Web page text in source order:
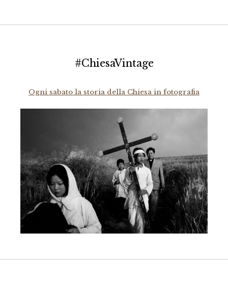
#ChiesaVintage
Ogni sabato la storia della Chiesa in fotografia